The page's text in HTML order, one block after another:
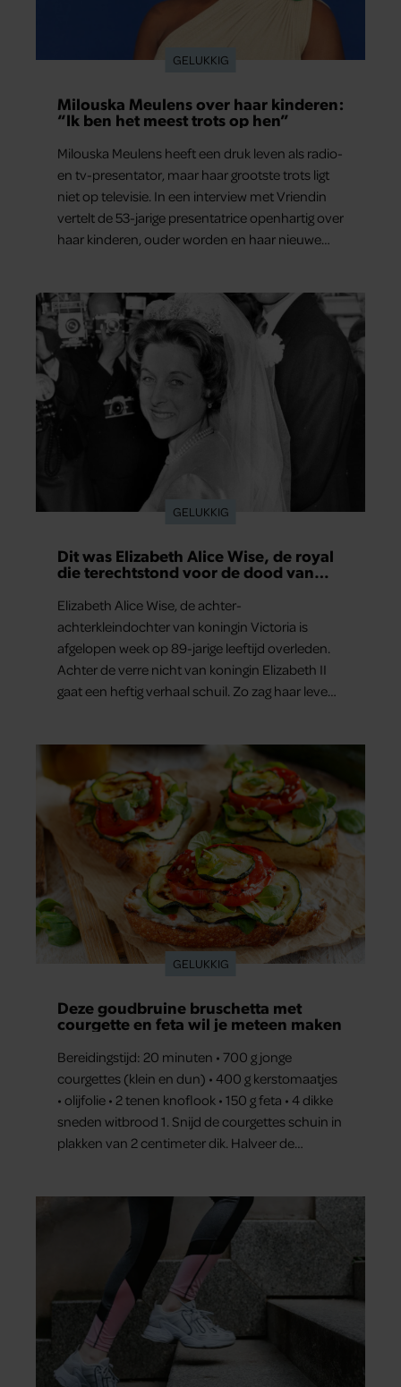
GELUKKIG
Milouska Meulens over haar kinderen:
“Ik ben het meest trots op hen”
Milouska Meulens heeft een druk leven als radio-
en tv-presentator, maar haar grootste trots ligt
niet op televisie. In een interview met Vriendin
vertelt de 53-jarige presentatrice openhartig over
haar kinderen, ouder worden en haar nieuwe
dag het meest bezighouden.
GELUKKIG
Dit was Elizabeth Alice Wise, de royal
die terechtstond voor de dood van
Elizabeth Alice Wise, de achter-
achterkleindochter van koningin Victoria is
afgelopen week op 89-jarige leeftijd overleden.
Achter de verre nicht van koningin Elizabeth II
gaat een heftig verhaal schuil. Zo zag haar leven
GELUKKIG
Deze goudbruine bruschetta met
courgette en feta wil je meteen maken
Bereidingstijd: 20 minuten • 700 g jonge
courgettes (klein en dun) • 400 g kerstomaatjes
• olijfolie • 2 tenen knoflook • 150 g feta • 4 dikke
sneden witbrood 1. Snijd de courgettes schuin in
plakken van 2 centimeter dik. Halveer de